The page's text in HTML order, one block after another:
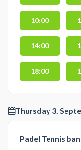
10:00
14:00
18:00
Thursday 3.
Padel Tennis